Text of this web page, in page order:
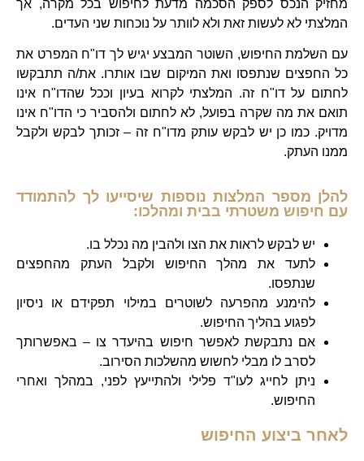
מחזיק הנכס לספק הסכמה מדעת לחיפוש בכל מקרה, אך
המלצתי לא לעשות זאת ולא לוותר על נוכחות שני העדים.
עם השלמת החיפוש, השוטר המבצע יגיש לך דו"ח המפרט את
כל החפצים שנתפסו ואת המיקום שבו אותרו. את/ה תתבקשו
לחתום על דו"ח זה. המלצתי לקרוא בעיון וככל שהדו"ח אינו
תואם את מה שקרה בפועל, לא לחתום ולהסביר כי הדו"ח אינו
מדויק. כמו כן יש לבקש עותק מדו"ח זה – זכותך לבקש ולקבל
ממנו העתק.
להלן מספר המלצות נוספות שיסייעו לך להתמודד
עם חיפוש משטרתי בבית ומהלכו:
יש לבקש לראות את הצו ולהבין מה נכלל בו.
לתעד את מהלך החיפוש ולקבל העתק מהחפצים
שנתפסו.
להימנע מהפרעה לשוטרים במילוי תפקידם או ניסיון
לפגוע בהליך החיפוש.
אם נתבקשת לאפשר חיפוש בהיעדר צו – באפשרותך
לסרב לו מבלי לחשוש מהשלכות הסירוב.
ניתן לחייג לעו"ד פלילי ולהתייעץ לפני, במהלך ואחרי
החיפוש.
לאחר ביצוע החיפוש